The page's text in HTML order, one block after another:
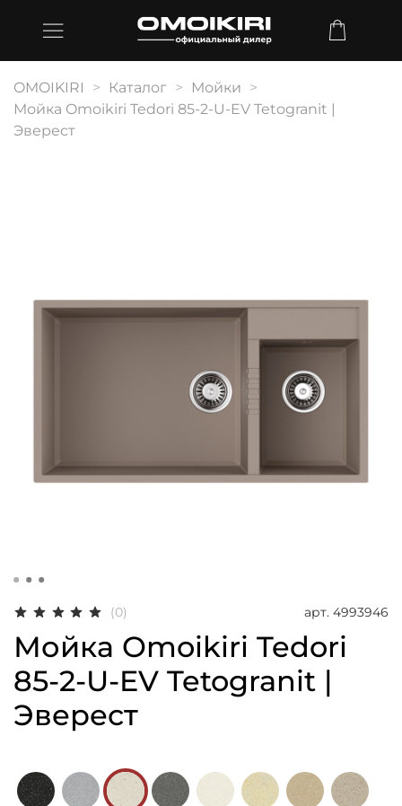
OMOIKIRI Каталог
Мойки
Мойка Omoikiri Tedori 85-2-U-EV Tetogranit |
Эверест
(0) арт. 4993946
Мойка Omoikiri Tedori
85-2-U-EV Tetogranit |
Эверест